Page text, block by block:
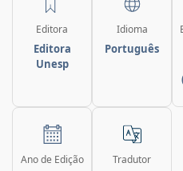
Editora
Editora
Unesp
Idioma
Português
Ano de Edição Tradutor